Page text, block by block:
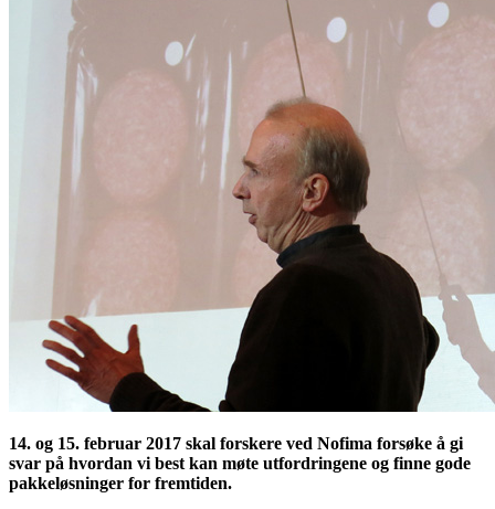
14. og 15. februar 2017 skal forskere ved Nofima forsøke å gi
svar på hvordan vi best kan møte utfordringene og finne gode
pakkeløsninger for fremtiden.